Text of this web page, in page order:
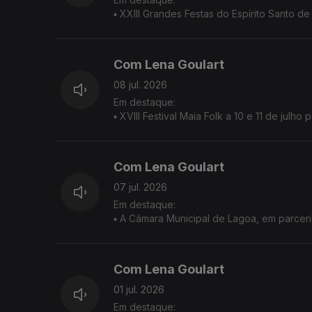
▪ XXIII Grandes Festas do Espírito Santo
Com Lena Goulart
08 jul. 2026
Em destaque:
▪ XVIII Festival Maia Folk a 10 e 11
Com Lena Goulart
07 jul. 2026
Em destaque:
▪ A Câmara Municipal de Lagoa, em
quotidiano urbano, transformando a Rua
▪ Integrado na PDL 26 João Malaquias +
combinando a declamação de poemas
Com Lena Goulart
01 jul. 2026
Em destaque: